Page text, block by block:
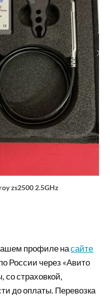
zs2500 2.5GHz
профиле насайте
России через «Авито
со страховкой,
до оплаты. Перевозка